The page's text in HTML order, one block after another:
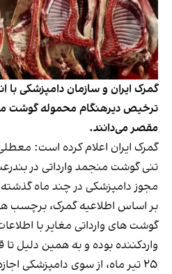
گمرک ایران و سازمان دامپزشکی با
ترخیص دیرهنگام محموله گوشت
مقصر می‌دانند.
تنی گوشت منجمد وارداتی در
مجوز دامپزشکی در چند ماه
بر اساس اطلاعیه گمرک، برچسب
گوشت های وارداتی مغایر با
واردکننده بوده و به همین دلیل تا
۲۵ تیر ماه، از سوی دامپزشکی اجازه ترخیص آن داده نشد.